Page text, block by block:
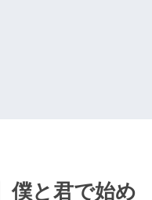
僕と君で始め